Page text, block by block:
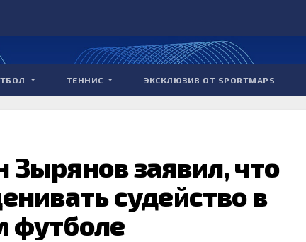
ТЕННИС ЭКСКЛЮЗИВ ОТ SPORTMAPS
Зырянов заявил, что
судейство в
футболе